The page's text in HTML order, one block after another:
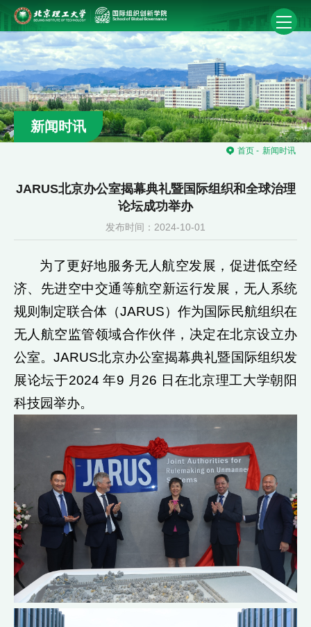
首页 - 新闻时讯
新闻时讯
JARUS北京办公室揭幕典礼暨国际组织和全球治理
论坛成功举办
发布时间：2024-10-01
为了更好地服务无人航空发展，促进低空经
济、先进空中交通等航空新运行发展，无人系统
规则制定联合体（JARUS）作为国际民航组织在
无人航空监管领域合作伙伴，决定在北京设立办
公室。JARUS北京办公室揭幕典礼暨国际组织发
展论坛于2024 年9 月26 日在北京理工大学朝阳
科技园举办。